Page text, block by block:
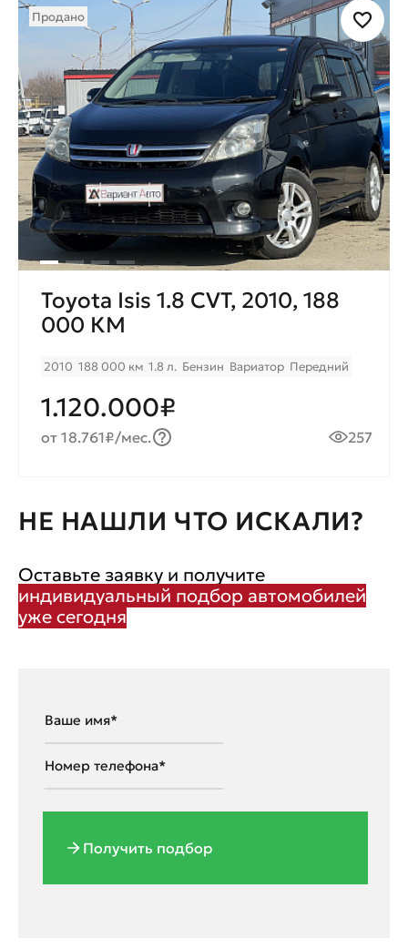
Продано
Toyota Isis 1.8 CVT, 2010, 188
000 КМ
2010 188 000 км 1.8 л. Бензин Вариатор Передний
1.120.000₽
от 18.761₽/мес. 257
НЕ НАШЛИ ЧТО ИСКАЛИ?
Оставьте заявку и получите
индивидуальный подбор автомобилей
уже сегодня
Получить подбор